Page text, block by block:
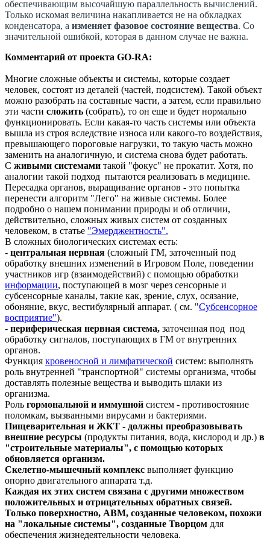
обеспечивающим высочайшую параллельность вычислений.
Только искомая величина накапливается не на обкладках
конденсатора, а изменяет фазовое состояние вещества. Со
значительной ошибкой, которая в данном случае не важна.
Комментарий от проекта GO-RA:
Многие сложные объекты и системы, которые создает
человек, состоят из деталей (частей, подсистем). Такой объект
можно разобрать на составные части, а затем, если правильно
эти части сложить (собрать), то он еще и будет нормально
функционировать. Если какая-то часть системы или объекта
вышла из строя вследствие износа или какого-то воздействия,
превышающего пороговые нагрузки, то такую часть можно
заменить на аналогичную, и система снова будет работать.
С живыми системами такой "фокус" не прокатит. Хотя, по
аналогии такой подход пытаются реализовать в медицине.
Пересадка органов, выращивание органов - это попытка
перенести алгоритм "Лего" на живые системы. Более
подробно о нашем понимании природы и об отличии,
действительно, сложных живых систем от созданных
человеком, в статье "Эмерджентность".
В сложных биологических системах есть:
- центральная нервная (сложный ГМ, заточенный под
обработку внешних изменений в Игровом Поле, поведении
участников игр (взаимодействий) с помощью обработки
информации, поступающей в мозг через сенсорные и
субсенсорные каналы, такие как, зрение, слух, осязание,
обоняние, вкус, вестибулярный аппарат. ( см. "Субсенсорное
восприятие").
- периферическая нервная система, заточенная под под
обработку сигналов, поступающих в ГМ от внутренних
органов.
Функция кровеносной и лимфатической систем: выполнять
роль внутренней "транспортной" системы организма, чтобы
доставлять полезные вещества и выводить шлаки из
организма.
Роль гормональной и иммунной систем - противостояние
поломкам, вызванными вирусами и бактериями.
Пищеварительная и ЖКТ - должны преобразовывать
внешние ресурсы (продукты питания, вода, кислород и др.) в
"строительные материалы", с помощью которых
обновляется организм.
Скелетно-мышечный комплекс выполняет функцию
опорно двигательного аппарата т.д.
Каждая их этих систем связана с другими множеством
положительных и отрицательных обратных связей.
Только поверхностно, АВМ, созданные человеком, похожи
на "локальные системы", созданные Творцом для
обеспечения жизнедеятельности человека.